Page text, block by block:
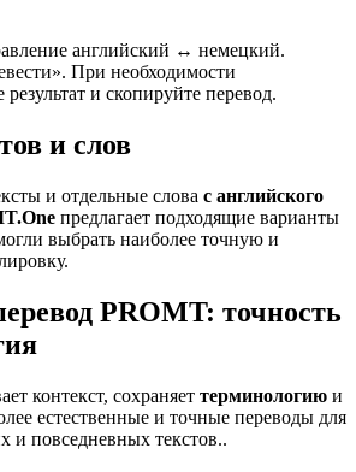
английский ↔ немецкий.
При необходимости
результат и скопируйте перевод.
и слов
и отдельные слова с английского
предлагает подходящие варианты
выбрать наиболее точную и
PROMT: точность
контекст, сохраняет терминологию и
естественные и точные переводы для
и повседневных текстов..